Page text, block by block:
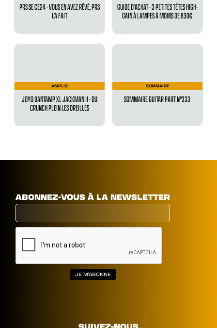
PRS SE CE24 - VOUS EN AVEZ RÊVÉ, PRS
L’A FAIT
GUIDE D'ACHAT - 3 PETITES TÊTES HIGH-
GAIN À LAMPES À MOINS DE 830€
AMPLIS
JOYO BANTAMP XL JACKMAN II - DU
CRUNCH PLEIN LES OREILLES
SOMMAIRE
SOMMAIRE GUITAR PART N°333
ABONNEZ-VOUS À LA NEWSLETTER